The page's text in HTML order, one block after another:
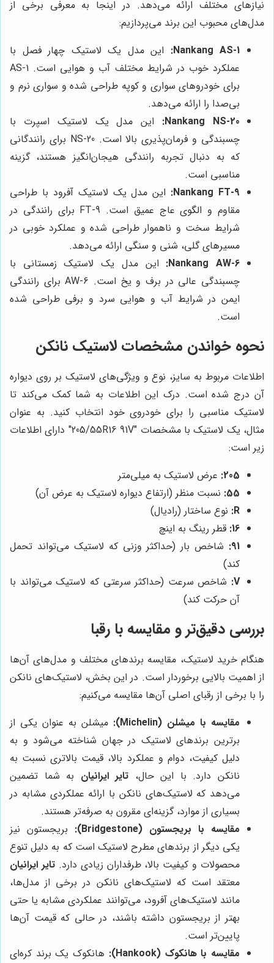
نیازهای مختلف ارائه می‌دهد. در اینجا به معرفی برخی از
مدل‌های محبوب این برند می‌پردازیم:
Nankang AS-1:
این مدل یک لاستیک چهار فصل با
عملکرد خوب در شرایط مختلف آب و هوایی است. AS-1
برای خودروهای سواری و کوپه طراحی شده و سواری نرم و
بی‌صدا را ارائه می‌دهد.
Nankang NS-20:
این مدل یک لاستیک اسپرت با
چسبندگی و فرمان‌پذیری بالا است. NS-20 برای رانندگانی
که به دنبال تجربه رانندگی هیجان‌انگیز هستند، گزینه
مناسبی است.
Nankang FT-9: این مدل یک لاستیک آفرود با طراحی
مقاوم و الگوی عاج عمیق است. FT-9 برای رانندگی در
شرایط سخت و ناهموار طراحی شده و عملکرد خوبی در
مسیرهای گلی، شنی و سنگی ارائه می‌دهد.
Nankang AW-6:
این مدل یک لاستیک زمستانی با
چسبندگی عالی در برف و یخ است. AW-6 برای رانندگی
ایمن در شرایط آب و هوایی سرد و برفی طراحی شده
است.
نحوه خواندن مشخصات لاستیک نانکن
اطلاعات مربوط به سایز، نوع و ویژگی‌های لاستیک بر روی دیواره
آن درج شده است. درک این اطلاعات به شما کمک می‌کند تا
لاستیک مناسبی را برای خودروی خود انتخاب کنید. به عنوان
مثال، یک لاستیک با مشخصات "205/55R16 91V" دارای اطلاعات
زیر است:
205: عرض لاستیک به میلی‌متر
55: نسبت منظر (ارتفاع دیواره لاستیک به عرض آن)
R: نوع ساختار (رادیال)
16: قطر رینگ به اینچ
91: شاخص بار (حداکثر وزنی که لاستیک می‌تواند تحمل
کند)
V: شاخص سرعت (حداکثر سرعتی که لاستیک می‌تواند با
آن حرکت کند)
بررسی دقیق‌تر و مقایسه با رقبا
هنگام خرید لاستیک، مقایسه برندهای مختلف و مدل‌های آن‌ها
از اهمیت بالایی برخوردار است. در این بخش، لاستیک‌های نانکن
را با برخی از رقبای اصلی آن‌ها مقایسه می‌کنیم:
مقایسه با میشلن (Michelin):
میشلن به عنوان یکی از
برترین برندهای لاستیک در جهان شناخته می‌شود و به
دلیل کیفیت، دوام و عملکرد بالا، قیمت بالاتری نسبت به
نانکن دارد. با این حال، تایر ایرانیان به شما تضمین
می‌دهد که لاستیک‌های نانکن با ارائه عملکردی مشابه در
بسیاری از موارد، گزینه‌ای مقرون به صرفه‌تر هستند.
مقایسه با بریجستون (Bridgestone):
بریجستون نیز
یکی دیگر از برندهای مطرح لاستیک است که به دلیل تنوع
محصولات و کیفیت بالا، طرفداران زیادی دارد.تایر ایرانیان
معتقد است که لاستیک‌های نانکن در برخی از مدل‌ها،
مانند لاستیک‌های آفرود، می‌توانند عملکردی مشابه یا حتی
بهتر از بریجستون داشته باشند، در حالی که قیمت آن‌ها
پایین‌تر است.
مقایسه با هانکوک (Hankook):
هانکوک یک برند کره‌ای